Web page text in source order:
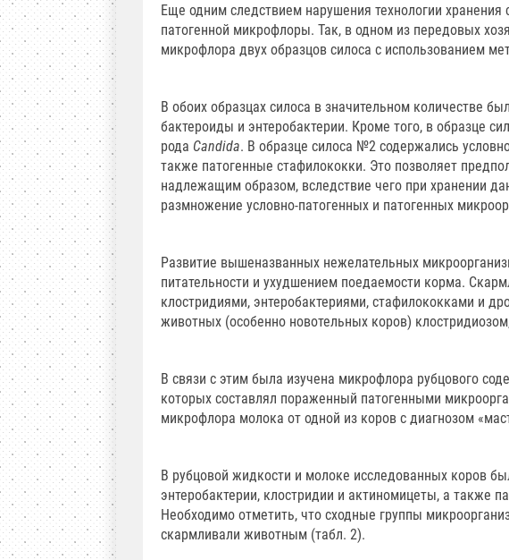
Еще одним следствием нарушения технологии хранения
патогенной микрофлоры. Так, в одном из передовых
микрофлора двух образцов силоса с использованием
В обоих образцах силоса в значительном количестве
бактероиды и энтеробактерии. Кроме того, в образце
рода Candida. В образце силоса №2 содержались
также патогенные стафилококки. Это позволяет
надлежащим образом, вследствие чего при хранении
размножение условно-патогенных и патогенных
Развитие вышеназванных нежелательных
питательности и ухудшением поедаемости корма.
клостридиями, энтеробактериями, стафилококками и
животных (особенно новотельных коров)
В связи с этим была изучена микрофлора рубцового
которых составлял пораженный патогенными
микрофлора молока от одной из коров с диагнозом
В рубцовой жидкости и молоке исследованных коров
энтеробактерии, клостридии и актиномицеты, а также
Необходимо отметить, что сходные группы
скармливали животным (табл. 2).